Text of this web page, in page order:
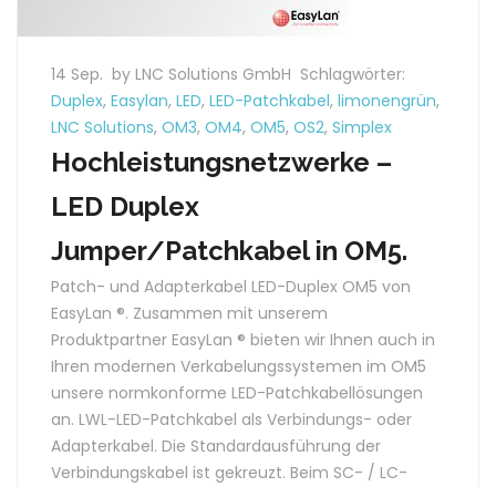
14 Sep. by LNC Solutions GmbH Schlagwörter:
Duplex, Easylan, LED, LED-Patchkabel, limonengrün,
LNC Solutions, OM3, OM4, OM5, OS2, Simplex
Hochleistungsnetzwerke –
LED Duplex
Jumper/Patchkabel in OM5.
Patch- und Adapterkabel LED-Duplex OM5 von
EasyLan ®. Zusammen mit unserem
Produktpartner EasyLan ® bieten wir Ihnen auch in
Ihren modernen Verkabelungssystemen im OM5
unsere normkonforme LED-Patchkabellösungen
an. LWL-LED-Patchkabel als Verbindungs- oder
Adapterkabel. Die Standardausführung der
Verbindungskabel ist gekreuzt. Beim SC- / LC-